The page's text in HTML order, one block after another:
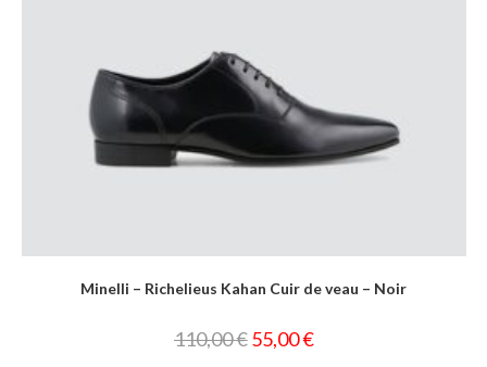
Minelli – Richelieus Kahan Cuir de veau – Noir
110,00€ 55,00€